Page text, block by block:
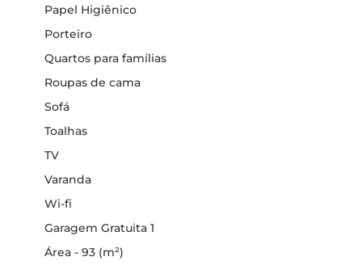
Papel Higiênico
Porteiro
Quartos para famílias
Roupas de cama
Sofá
Toalhas
TV
Varanda
Wi-fi
Garagem Gratuita 1
Área - 93 (m²)